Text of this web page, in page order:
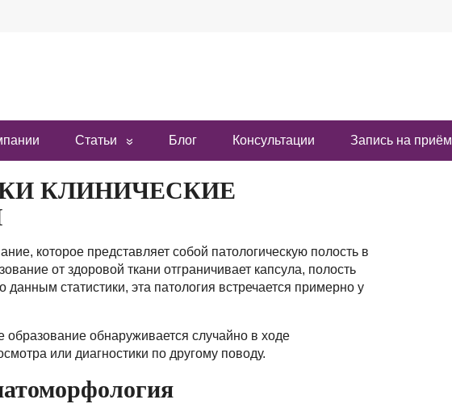
Статьи Блог Консультации Запись на приём
КЛИНИЧЕСКИЕ
которое представляет собой патологическую полость в
от здоровой ткани отграничивает капсула, полость
статистики, эта патология встречается примерно у
образование обнаруживается случайно в ходе
или диагностики по другому поводу.